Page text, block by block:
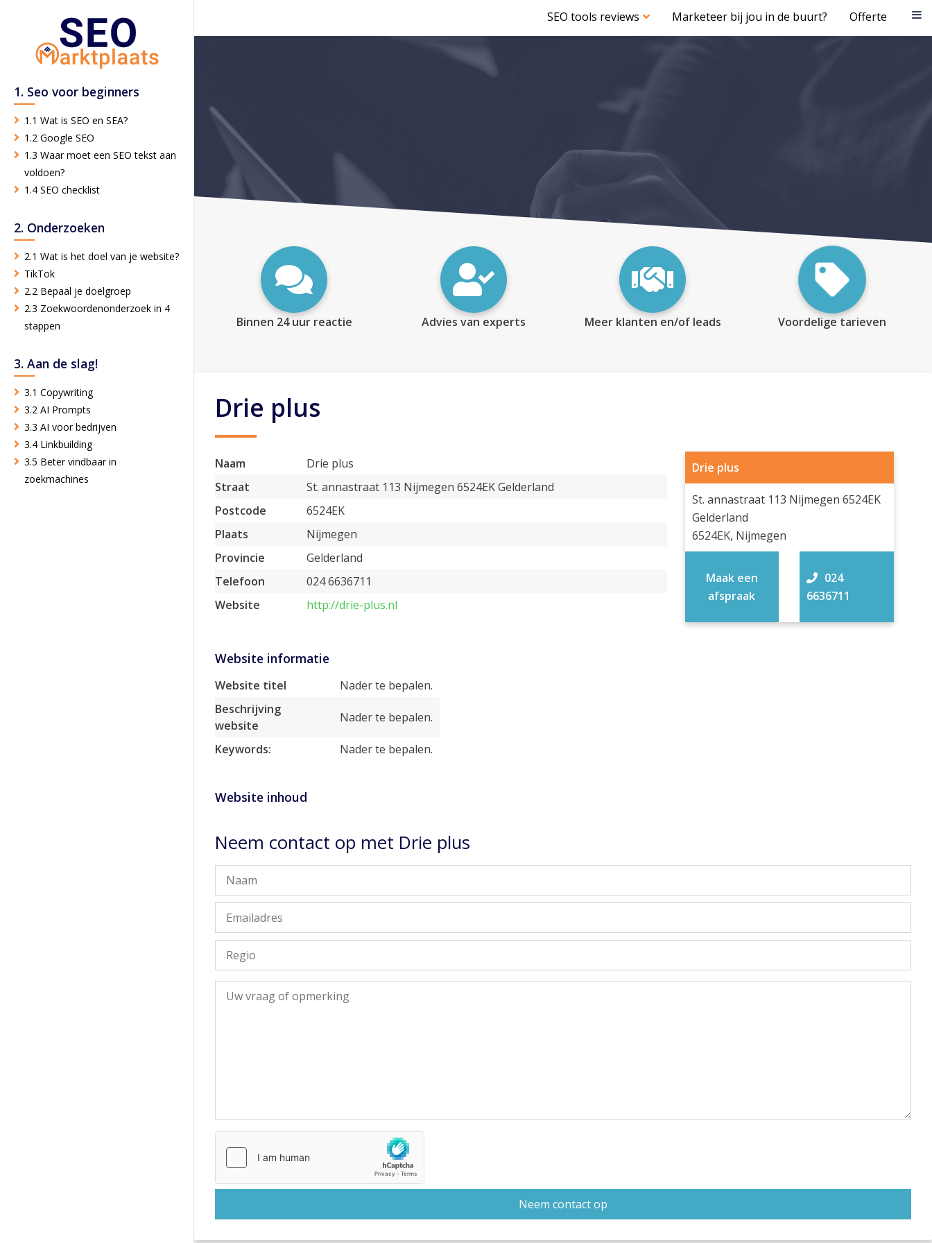
SEO tools reviews Marketeer bij jou in de buurt? Offerte
1. Seo voor beginners
1.1 Wat is SEO en SEA?
1.2 Google SEO
1.3 Waar moet een SEO tekst aan
voldoen?
1.4 SEO checklist
2. Onderzoeken
2.1 Wat is het doel van je website?
TikTok
2.2 Bepaal je doelgroep
2.3 Zoekwoordenonderzoek in 4
stappen
3. Aan de slag!
3.1 Copywriting
3.2 AI Prompts
3.3 AI voor bedrijven
3.4 Linkbuilding
3.5 Beter vindbaar in
zoekmachines
Binnen 24 uur reactie Advies van experts Meer klanten en/of leads Voordelige tarieven
Drie plus
Naam
Drie plus
Straat
St. annastraat 113 Nijmegen 6524EK Gelderland
Postcode
6524EK
Plaats
Nijmegen
Provincie
Gelderland
Telefoon
024 6636711
Website
http://drie-plus.nl
Drie plus
St. annastraat 113 Nijmegen 6524EK
Gelderland
6524EK, Nijmegen
024
6636711
Maak een
afspraak
Website informatie
Website titel
Nader te bepalen.
Beschrijving
website
Nader te bepalen.
Keywords: Nader te bepalen.
Website inhoud
Neem contact op met Drie plus